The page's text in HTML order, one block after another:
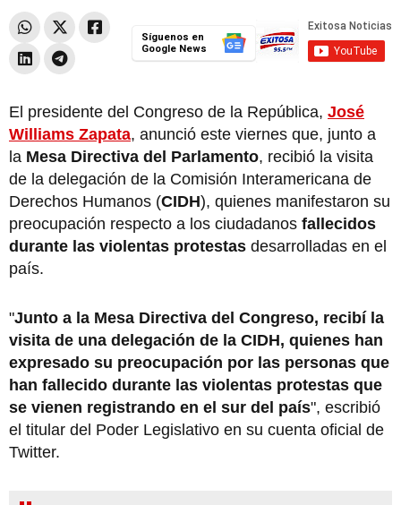
Síguenos en
Google News
El presidente del Congreso de la República, José
Williams Zapata, anunció este viernes que, junto a
la Mesa Directiva del Parlamento, recibió la visita
de la delegación de la Comisión Interamericana de
Derechos Humanos (CIDH), quienes manifestaron su
preocupación respecto a los ciudadanos fallecidos
durante las violentas protestas desarrolladas en el
país.
"Junto a la Mesa Directiva del Congreso, recibí la
visita de una delegación de la CIDH, quienes han
expresado su preocupación por las personas que
han fallecido durante las violentas protestas que
se vienen registrando en el sur del país", escribió
el titular del Poder Legislativo en su cuenta oficial de
Twitter.